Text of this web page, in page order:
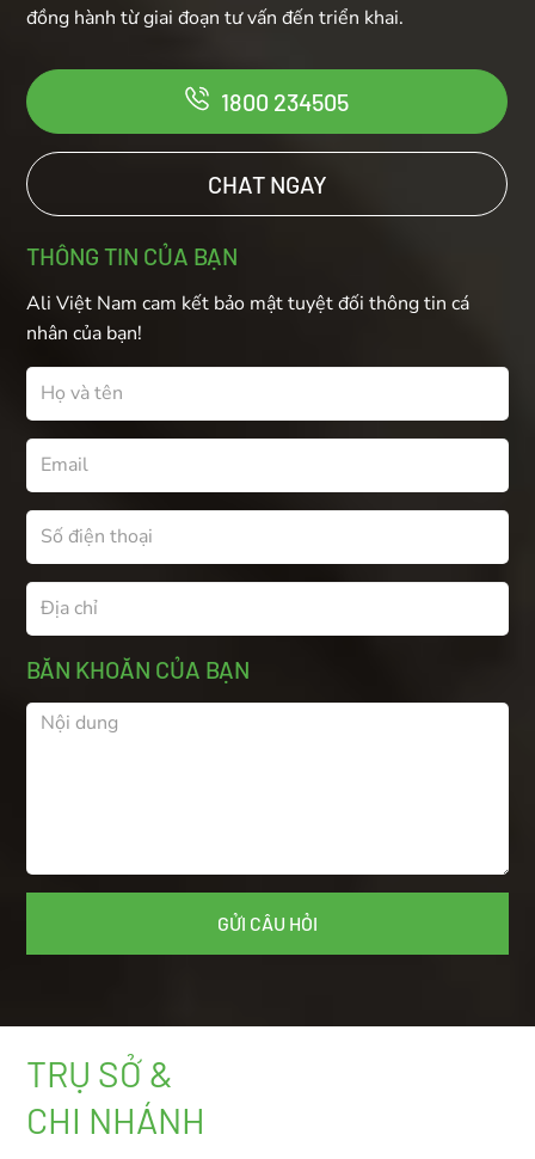
đồng hành từ giai đoạn tư vấn đến triển khai.
1800 234505
CHAT NGAY
THÔNG TIN CỦA BẠN
Ali Việt Nam cam kết bảo mật tuyệt đối thông tin cá
nhân của bạn!
BĂN KHOĂN CỦA BẠN
TRỤ SỞ &
CHI NHÁNH